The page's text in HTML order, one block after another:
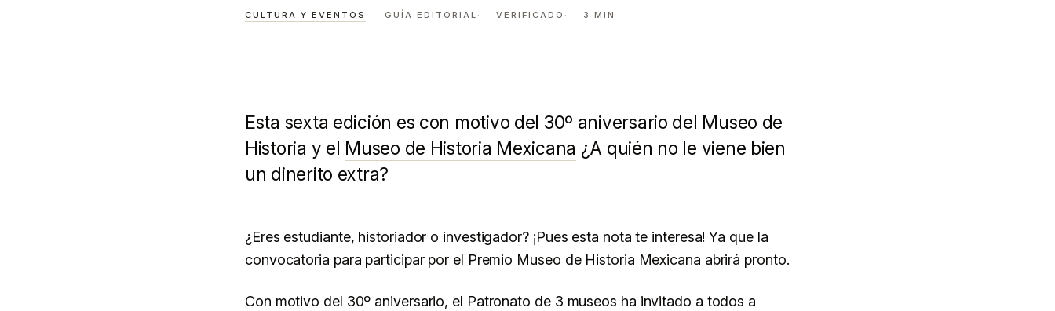
Gana 100 mil pesos en el
Premio Museo de Historia
Mexicana.
CULTURA Y EVENTOS GUÍA EDITORIAL VERIFICADO 3 MIN
Esta sexta edición es con motivo del 30º aniversario del Museo de
Historia y el Museo de Historia Mexicana ¿A quién no le viene bien
un dinerito extra?
¿Eres estudiante, historiador o investigador? ¡Pues esta nota te interesa! Ya que la
convocatoria para participar por el Premio Museo de Historia Mexicana abrirá pronto.
Con motivo del 30º aniversario, el Patronato de 3 museos ha invitado a todos a